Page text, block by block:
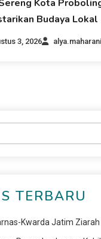
Kota
Budaya Lokal
3, 2026
TERBARU
Kwarda Jatim